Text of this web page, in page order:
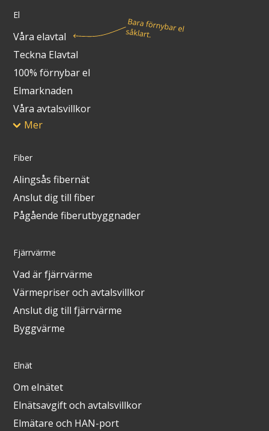
El
Våra elavtal
Teckna Elavtal
100% förnybar el
Elmarknaden
Våra avtalsvillkor
Mer
Fiber
Alingsås fibernät
Anslut dig till fiber
Pågående fiberutbyggnader
Fjärrvärme
Vad är fjärrvärme
Värmepriser och avtalsvillkor
Anslut dig till fjärrvärme
Byggvärme
Elnät
Om elnätet
Elnätsavgift och avtalsvillkor
Elmätare och HAN-port